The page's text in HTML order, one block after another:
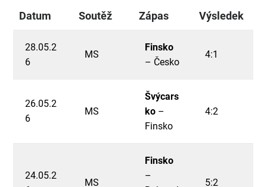
Datum Soutěž Zápas Výsledek
28.05.2
6
MS
Finsko
– Česko
4:1
26.05.2
6
MS
Švýcars
ko –
Finsko
4:2
24.05.2
MS
Finsko
–
5:2